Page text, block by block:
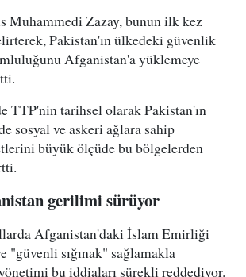
Muhammedi Zazay, bunun ilk kez
Pakistan'ın ülkedeki güvenlik
Afganistan'a yüklemeye
TTP'nin tarihsel olarak Pakistan'ın
sosyal ve askeri ağlara sahip
büyük ölçüde bu bölgelerden
gerilimi sürüyor
Afganistan'daki İslam Emirliği
"güvenli sığınak" sağlamakla
bu iddiaları sürekli reddediyor.